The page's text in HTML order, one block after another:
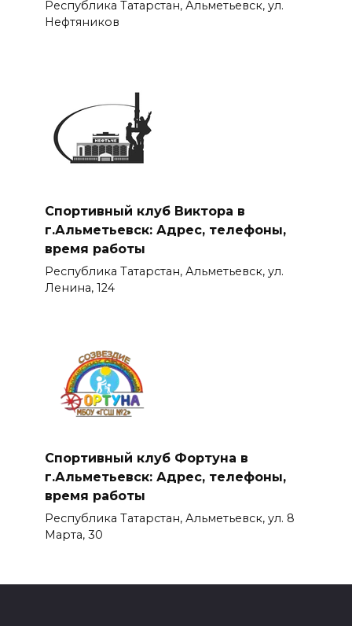
Республика Татарстан, Альметьевск, ул.
Нефтяников
Спортивный клуб Виктора в
г.Альметьевск: Адрес, телефоны,
время работы
Республика Татарстан, Альметьевск, ул.
Ленина, 124
Спортивный клуб Фортуна в
г.Альметьевск: Адрес, телефоны,
время работы
Республика Татарстан, Альметьевск, ул. 8
Марта, 30